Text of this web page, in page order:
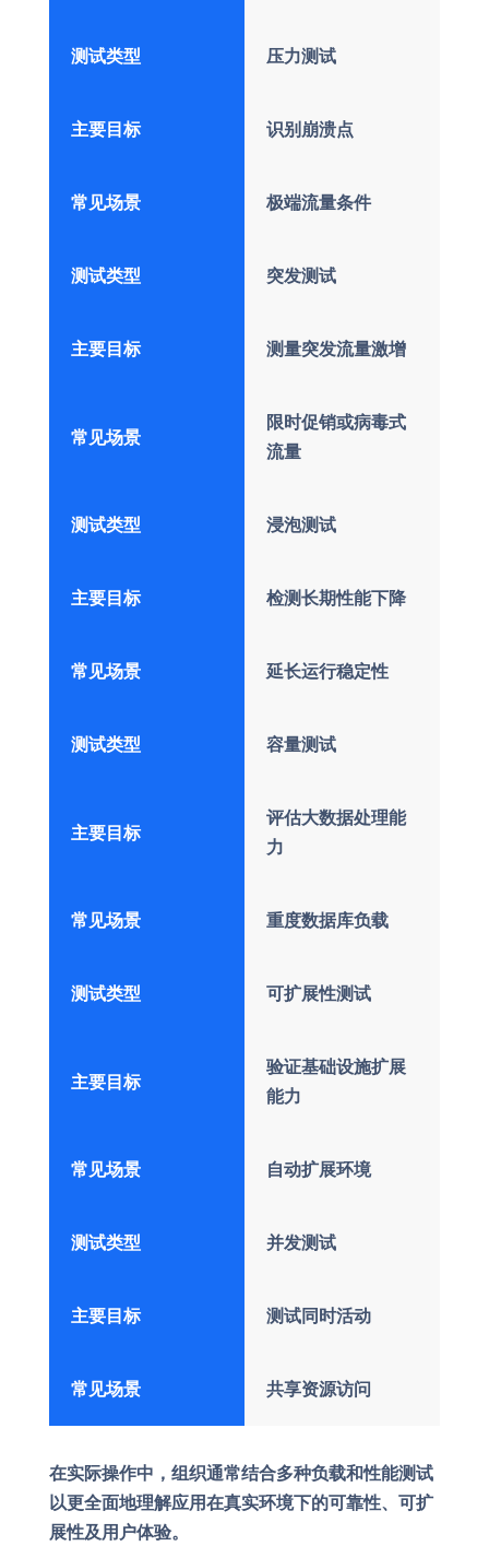
测试类型 压力测试
主要目标 识别崩溃点
常见场景 极端流量条件
测试类型 突发测试
主要目标 测量突发流量激增
常见场景
限时促销或病毒式
流量
测试类型 浸泡测试
主要目标 检测长期性能下降
常见场景 延长运行稳定性
测试类型 容量测试
主要目标
评估大数据处理能
力
常见场景 重度数据库负载
测试类型 可扩展性测试
主要目标
验证基础设施扩展
能力
常见场景 自动扩展环境
测试类型 并发测试
主要目标 测试同时活动
常见场景 共享资源访问
在实际操作中，组织通常结合多种负载和性能测试
以更全面地理解应用在真实环境下的可靠性、可扩
展性及用户体验。